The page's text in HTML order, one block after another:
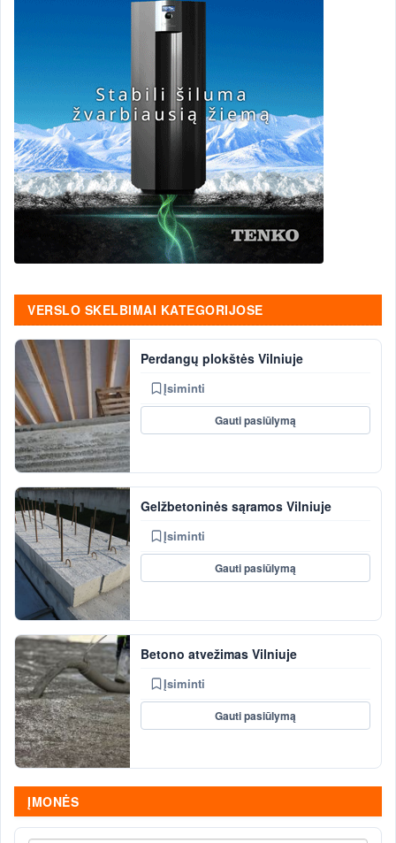
VERSLO SKELBIMAI KATEGORIJOSE
Perdangų plokštės Vilniuje
Įsiminti
Gauti pasiūlymą
Gelžbetoninės sąramos Vilniuje
Įsiminti
Gauti pasiūlymą
Betono atvežimas Vilniuje
Įsiminti
Gauti pasiūlymą
ĮMONĖS